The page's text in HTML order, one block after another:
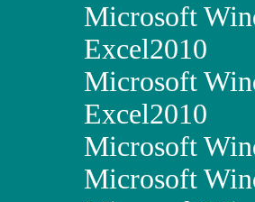
Microsoft
Excel2010
Microsoft
Excel2010
Microsoft
Microsoft